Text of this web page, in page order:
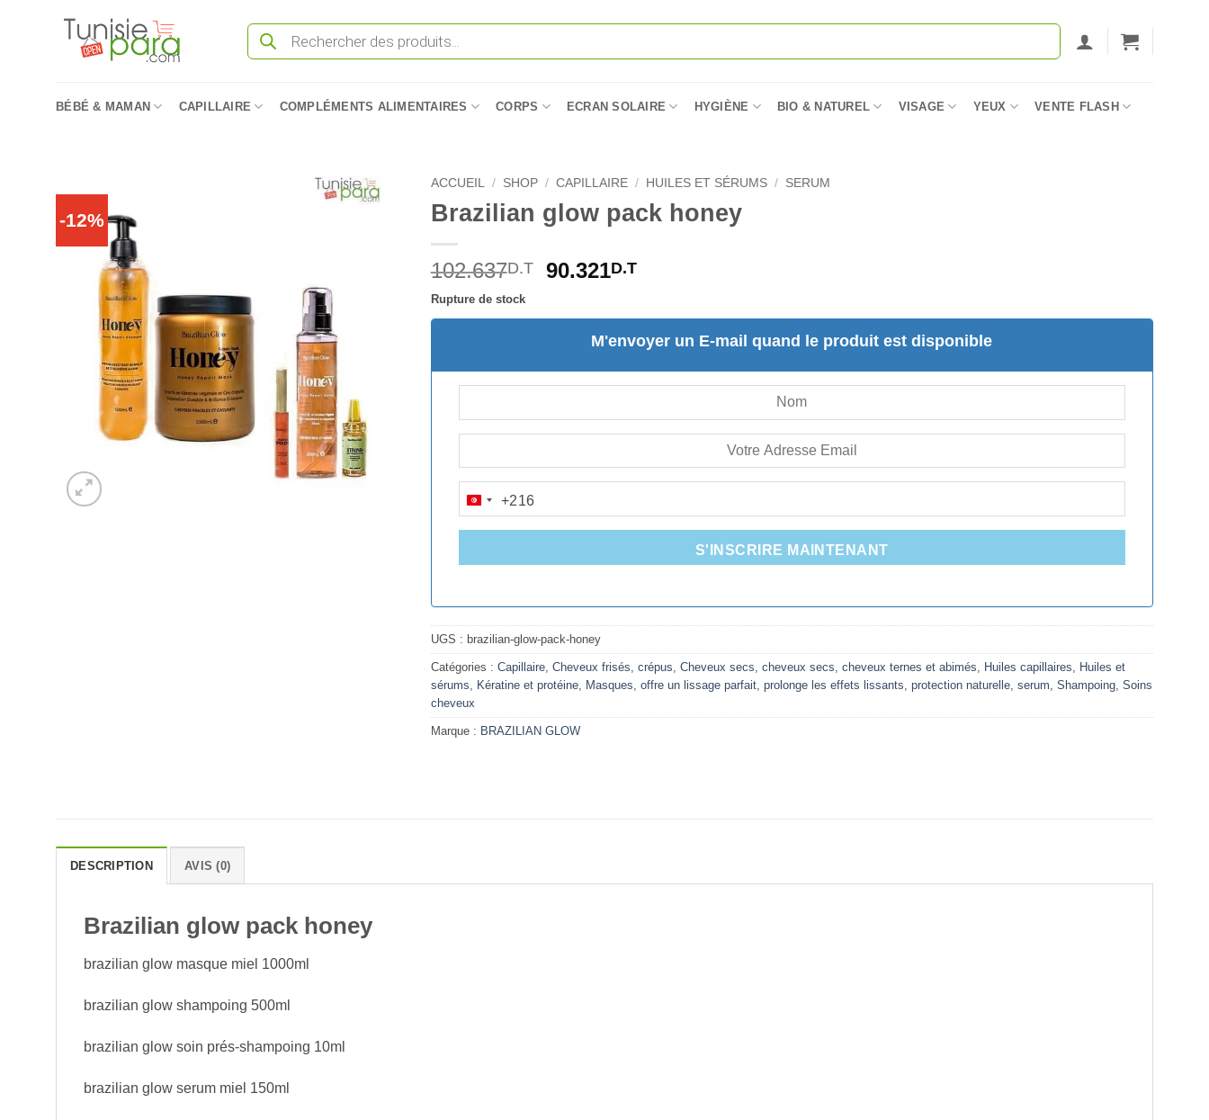
Recherche
produits
BÉBÉ & MAMAN CAPILLAIRE COMPLÉMENTS ALIMENTAIRES CORPS ECRAN SOLAIRE HYGIÈNE BIO & NATUREL VISAGE YEUX VENTE FLASH
-12%
ACCUEIL / SHOP / CAPILLAIRE / HUILES ET SÉRUMS / SERUM
Brazilian glow pack honey
102.637D.T
Le
initial
était :
102.637D.T.
90.321D.TLe
actuel
est :
90.321D.T.
Rupture de stock
M'envoyer un E-mail quand le produit est disponible
TUNISIA
+216
+216
S'INSCRIRE MAINTENANT
UGS : brazilian-glow-pack-honey
Catégories : Capillaire, Cheveux frisés, crépus Cheveux secs cheveux secs cheveux ternes et abimés Huiles capillaires
Huiles et
sérums
Kératine et protéine, Masques offre un lissage parfait, prolonge les effets lissants protection naturelle, serum Shampoing, Soins
cheveux
Marque : BRAZILIAN GLOW
DESCRIPTION AVIS (0)
Brazilian glow pack honey
brazilian glow masque miel 1000ml
brazilian glow shampoing 500ml
brazilian glow soin prés-shampoing 10ml
brazilian glow serum miel 150ml